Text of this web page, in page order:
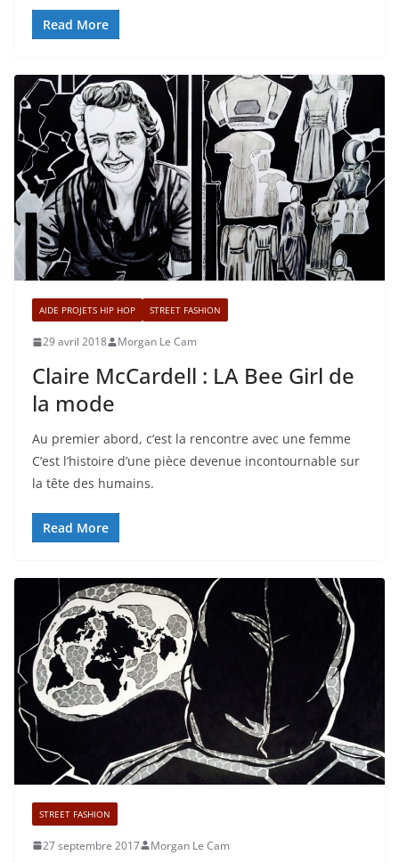
Read More
AIDE PROJETS HIP HOP STREET FASHION
29 avril 2018 Morgan Le Cam
Claire McCardell : LA Bee Girl de
la mode
Au premier abord, c’est la rencontre avec une femme
C’est l’histoire d’une pièce devenue incontournable sur
la tête des humains.
Read More
STREET FASHION
27 septembre 2017 Morgan Le Cam